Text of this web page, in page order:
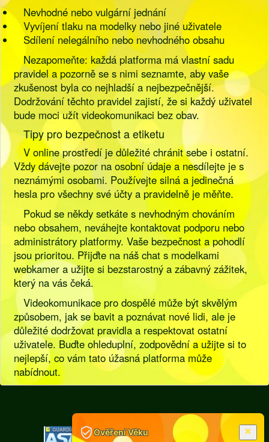
Nevhodné nebo vulgární jednání
Vyvíjení tlaku na modelky nebo jiné uživatele
Sdílení nelegálního nebo nevhodného obsahu
Nezapomeňte: každá platforma má vlastní sadu
pravidel a pozorně se s nimi seznamte, aby vaše
zkušenost byla co nejhladší a nejbezpečnější.
Dodržování těchto pravidel zajistí, že si každý uživatel
bude moci užít videokomunikaci bez obav.
Tipy pro bezpečnost a etiketu
V online prostředí je důležité chránit sebe i ostatní.
Vždy dávejte pozor na osobní údaje a nesdílejte je s
neznámými osobami. Používejte silná a jedinečná
hesla pro všechny své účty a pravidelně je měňte.
Pokud se někdy setkáte s nevhodným chováním
nebo obsahem, neváhejte kontaktovat podporu nebo
administrátory platformy. Vaše bezpečnost a pohodlí
jsou prioritou. Přijďte na náš chat s modelkami
webkamer a užijte si bezstarostný a zábavný zážitek,
který na vás čeká.
Videokomunikace pro dospělé může být skvělým
způsobem, jak se bavit a poznávat nové lidi, ale je
důležité dodržovat pravidla a respektovat ostatní
uživatele. Buďte ohleduplní, zodpovědní a užijte si to
nejlepší, co vám tato úžasná platforma může
nabídnout.
]
Ověření Věku